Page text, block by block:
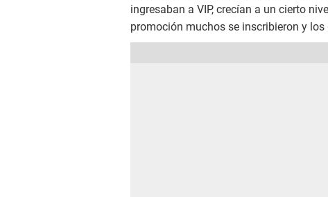
ingresaban a VIP, crecían a un cierto
promoción muchos se inscribieron y